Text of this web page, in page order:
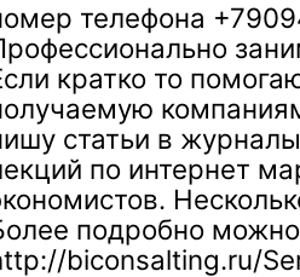
телефона
кратко то
статьи в
по интернет
подробно
biconsalting.ru/